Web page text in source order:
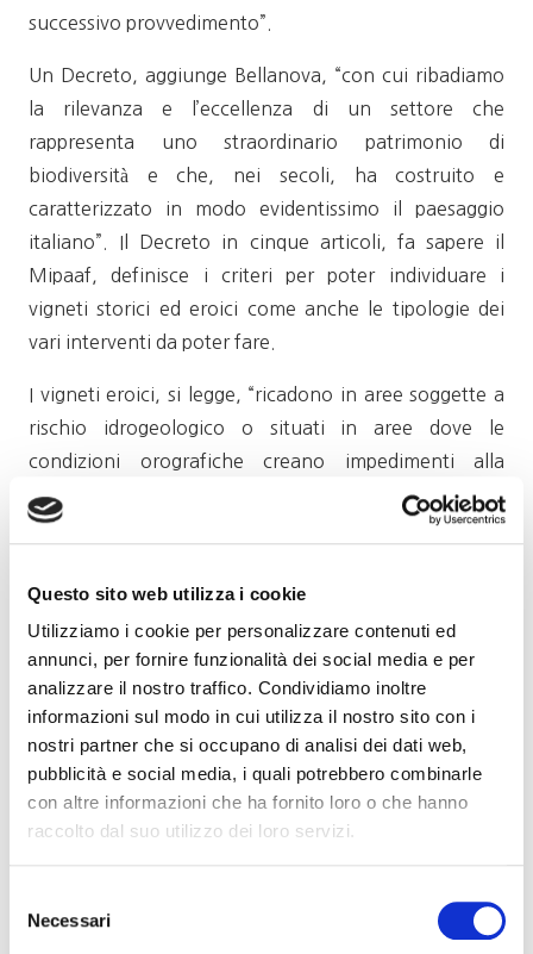
Questo sito web utilizza i cookie
Utilizziamo i cookie per personalizzare contenuti ed
annunci, per fornire funzionalità dei social media e per
analizzare il nostro traffico. Condividiamo inoltre
informazioni sul modo in cui utilizza il nostro sito con i
nostri partner che si occupano di analisi dei dati web,
pubblicità e social media, i quali potrebbero combinarle
con altre informazioni che ha fornito loro o che hanno
raccolto dal suo utilizzo dei loro servizi.
delNecessari
successivo provvedimento”.
Un Decreto, aggiunge Bellanova, “con cui ribadiamo
la rilevanza e l’eccellenza di un settore che
rappresenta uno straordinario patrimonio di
biodiversità e che, nei secoli, ha costruito e
caratterizzato in modo evidentissimo il paesaggio
italiano”. Il Decreto in cinque articoli, fa sapere il
Mipaaf, definisce i criteri per poter individuare i
vigneti storici ed eroici come anche le tipologie dei
vari interventi da poter fare.
I vigneti eroici, si legge, “ricadono in aree soggette a
rischio idrogeologico o situati in aree dove le
condizioni orografiche creano impedimenti alla
meccanizzazione, in zone di particolare pregio
paesaggistico e ambientale, nonché i vigneti situati
“quelli dove la loro presenza, segnalata in una
determinata superficie/particella, è antecedente il
1960”.
Vigneti la cui coltivazione è caratterizzata dall’impiego
di pratiche e tecniche tradizionali “legate agli
ambienti fisici e climatici locali, che mostrano forti
legami con i sistemi sociali e economici”. Il decreto
superiore al 30%; altitudine media superiore a 500